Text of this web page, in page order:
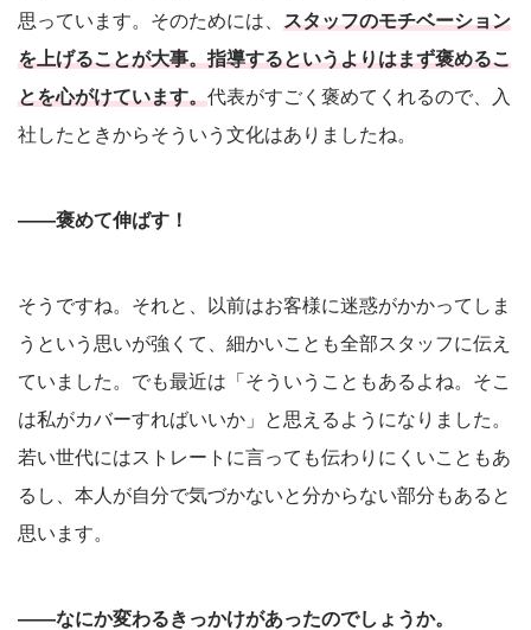
思っています。そのためには、 スタッフのモチベーション
を上げることが大事。指導するというよりはまず褒めるこ
とを心がけています。代表がすごく褒めてくれるので、入
社したときからそういう文化はありましたね。
――褒めて伸ばす！
そうですね。それと、以前はお客様に迷惑がかかってしま
うという思いが強くて、細かいことも全部スタッフに伝え
ていました。でも最近は「そういうこともあるよね。そこ
は私がカバーすればいいか」と思えるようになりました。
若い世代にはストレートに言っても伝わりにくいこともあ
るし、本人が自分で気づかないと分からない部分もあると
思います。
――なにか変わるきっかけがあったのでしょうか。